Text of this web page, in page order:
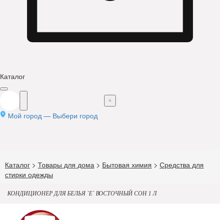
Каталог
Мой город — Выбери город
Каталог > Товары для дома > Бытовая химия > Средства для
стирки одежды
КОНДИЦИОНЕР ДЛЯ БЕЛЬЯ `E` ВОСТОЧНЫЙ СОН 1 Л